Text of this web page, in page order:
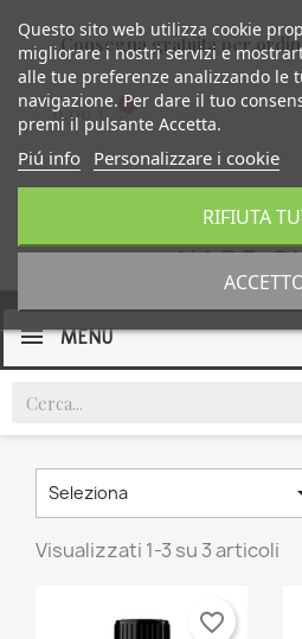
Consegna gratuita per
0,00 €
MENU
Seleziona
Visualizzati 1-3 su 3 articoli
favorite_border
Questo sito web utilizza cookie
migliorare i nostri servizi e
alle tue preferenze analizzando le
navigazione. Per dare il tuo
premi il pulsante Accetta.
Piú info Personalizzare i cookie
RIFIUTA